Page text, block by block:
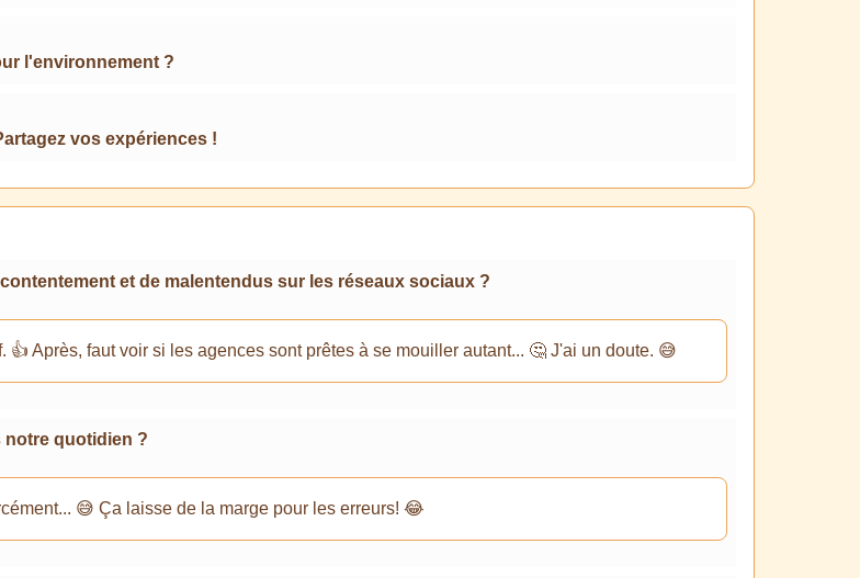
l'environnement ?
vos expériences !
et de malentendus sur les réseaux sociaux ?
Après, faut voir si les agences sont prêtes à se mouiller autant... 🤔 J'ai un doute. 😅
notre quotidien ?
😅 Ça laisse de la marge pour les erreurs! 😂